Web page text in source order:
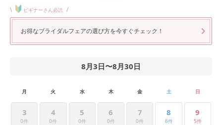
\ ビギナーさん必読 /
お得なブライダルフェアの選び方を今すぐチェック！
8月3日〜8月30日
月 火 水 木 金 土 日
3
0件
4
0件
5
0件
6
0件
7
0件
8
6件
9
5件